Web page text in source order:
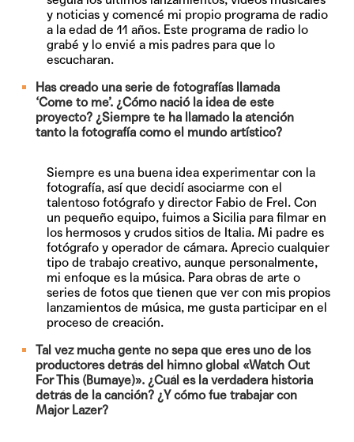
y noticias y comencé mi propio programa de radio
a la edad de 11 años. Este programa de radio lo
grabé y lo envié a mis padres para que lo
escucharan.
Has creado una serie de fotografías llamada
‘Come to me’. ¿Cómo nació la idea de este
proyecto? ¿Siempre te ha llamado la atención
tanto la fotografía como el mundo artístico?
Siempre es una buena idea experimentar con la
fotografía, así que decidí asociarme con el
talentoso fotógrafo y director Fabio de Frel. Con
un pequeño equipo, fuimos a Sicilia para filmar en
los hermosos y crudos sitios de Italia. Mi padre es
fotógrafo y operador de cámara. Aprecio cualquier
tipo de trabajo creativo, aunque personalmente,
mi enfoque es la música. Para obras de arte o
series de fotos que tienen que ver con mis propios
lanzamientos de música, me gusta participar en el
proceso de creación.
Tal vez mucha gente no sepa que eres uno de los
productores detrás del himno global «Watch Out
For This (Bumaye)». ¿Cuál es la verdadera historia
detrás de la canción? ¿Y cómo fue trabajar con
Major Lazer?